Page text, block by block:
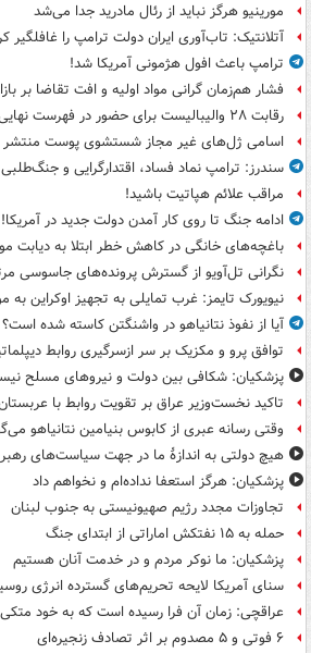
مورینیو هرگز نباید از رئال مادرید جدا می‌شد
آتلانتیک: تاب‌آوری ایران دولت ترامپ را غافلگیر
ترامپ باعث افول هژمونی آمریکا شد!
فشار هم‌زمان گرانی مواد اولیه و افت تقاضا بر
رقابت ۲۸ والیبالیست برای حضور در فهرست نهایی تیم ملی
اسامی ژل‌های غیر مجاز شستشوی پوست
سندرز: ترامپ نماد فساد، اقتدارگرایی و
مراقب علائم هپاتیت باشید!
ادامه جنگ تا روی کار آمدن دولت جدید در آمریکا!
باغچه‌های خانگی در کاهش خطر ابتلا به دیابت
نگرانی تل‌آویو از گسترش پرونده‌های جاسوسی
نیویورک تایمز: غرب تمایلی به تجهیز اوکراین
آیا از نفوذ نتانیاهو در واشنگتن کاسته شده است؟
توافق پرو و مکزیک بر سر ازسرگیری روابط
پزشکیان: شکافی بین دولت و نیروهای مسلح
تاکید نخست‌وزیر عراق بر تقویت روابط با
وقتی رسانه عبری از کابوس بنیامین نتانیاهو
هیچ دولتی به اندازۀ ما در جهت سیاست‌های
پزشکیان: هرگز استعفا نداده‌ام و نخواهم داد
تجاوزات مجدد رژیم صهیونیستی به جنوب لبنان
حمله به ۱۵ نفتکش‌ اماراتی از ابتدای جنگ
پزشکیان: ما نوکر مردم و در خدمت آنان هستیم
سنای آمریکا لایحه تحریم‌های گسترده انرژی
عراقچی: زمان آن فرا رسیده است که به خود
۶ فوتی و ۵ مصدوم بر اثر تصادف زنجیره‌ای